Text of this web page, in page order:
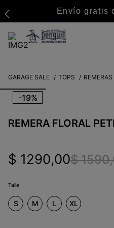
Envío gratis
GARAGE SALE TOPS REMERAS
-19%
REMERA FLORAL
$ 1290,00$ 1590,
Talle
S M L XL